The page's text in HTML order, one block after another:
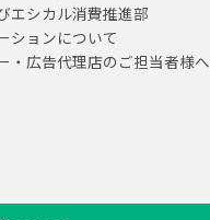
エシカル消費推進部
ションについて
・広告代理店のご担当者様へ